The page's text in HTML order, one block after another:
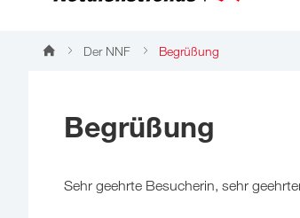
Der NNF Begrüßung
Begrüßung
Sehr geehrte Besucherin, sehr